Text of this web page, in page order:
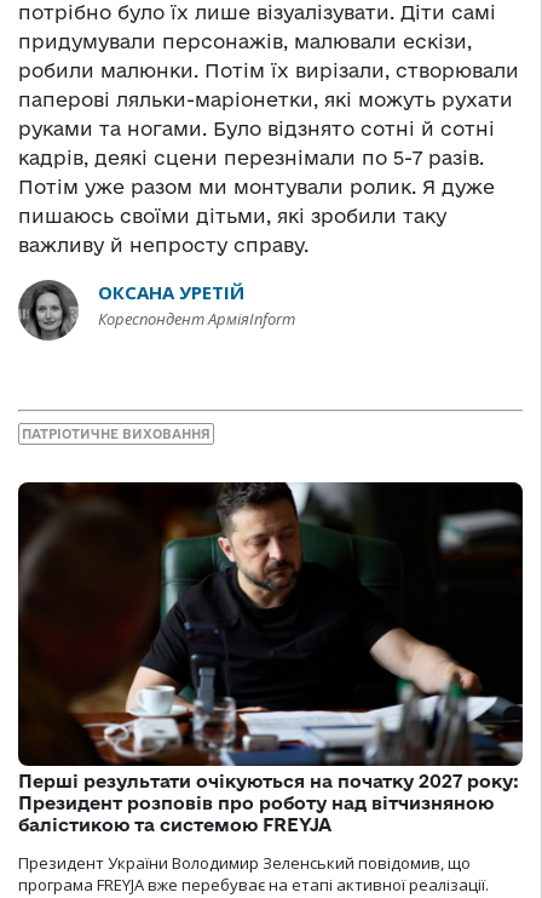
потрібно було їх лише візуалізувати. Діти самі
придумували персонажів, малювали ескізи,
робили малюнки. Потім їх вирізали, створювали
паперові ляльки-маріонетки, які можуть рухати
руками та ногами. Було відзнято сотні й сотні
кадрів, деякі сцени перезнімали по 5-7 разів.
Потім уже разом ми монтували ролик. Я дуже
пишаюсь своїми дітьми, які зробили таку
важливу й непросту справу.
ОКСАНА УРЕТІЙ
Кореспондент АрміяInform
ПАТРІОТИЧНЕ ВИХОВАННЯ
Перші результати очікуються на початку 2027 року:
Президент розповів про роботу над вітчизняною
балістикою та системою FREYJA
Президент України Володимир Зеленський повідомив, що
програма FREYJA вже перебуває на етапі активної реалізації.